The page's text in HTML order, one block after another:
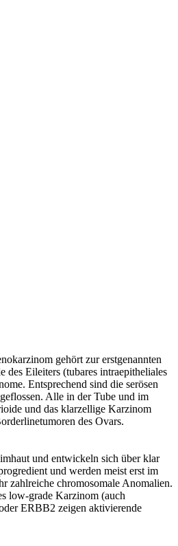
gehört zur erstgenannten
des Eileiters (tubares intraepitheliales
Entsprechend sind die serösen
Alle in der Tube und im
und das klarzellige Karzinom
des Ovars.
und entwickeln sich über klar
und werden meist erst im
zahlreiche chromosomale Anomalien.
low-grade Karzinom (auch
ERBB2 zeigen aktivierende